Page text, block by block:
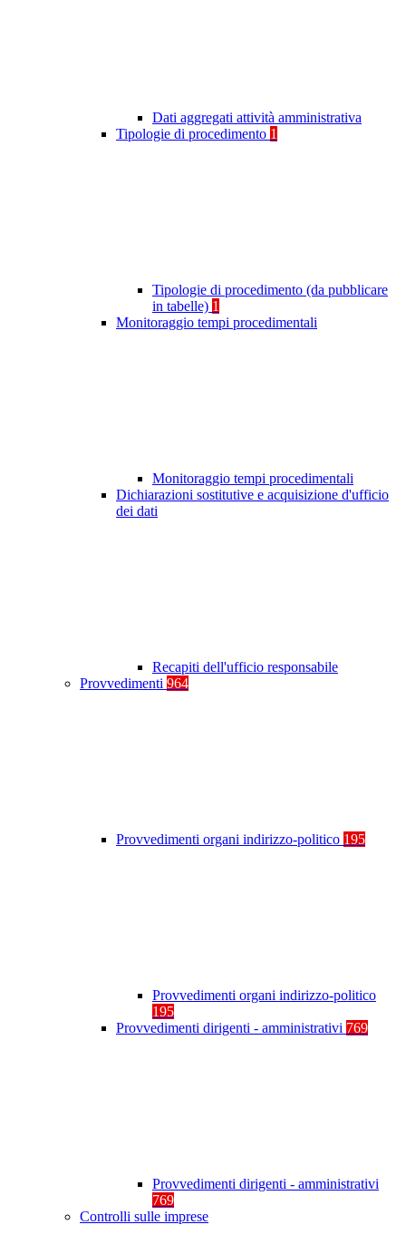
Dati aggregati attività amministrativa
Tipologie di procedimento 1
Tipologie di procedimento (da pubblicare
in tabelle) 1
Monitoraggio tempi procedimentali
Monitoraggio tempi procedimentali
Dichiarazioni sostitutive e acquisizione d'ufficio
dei dati
Recapiti dell'ufficio responsabile
Provvedimenti 964
Provvedimenti organi indirizzo-politico 195
Provvedimenti organi indirizzo-politico
195
Provvedimenti dirigenti - amministrativi 769
Provvedimenti dirigenti - amministrativi
769
Controlli sulle imprese